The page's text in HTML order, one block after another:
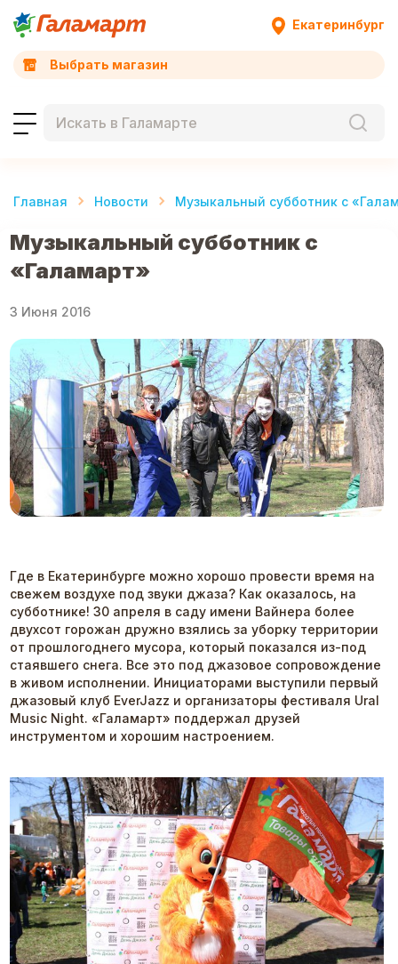
Екатеринбург
Выбрать магазин
Главная Новости Музыкальный субботник с
Музыкальный субботник с
«Галамарт»
3 Июня 2016
Где в Екатеринбурге можно хорошо провести время на
свежем воздухе под звуки джаза? Как оказалось, на
субботнике! 30 апреля в саду имени Вайнера более
двухсот горожан дружно взялись за уборку территории
от прошлогоднего мусора, который показался из-под
стаявшего снега. Все это под джазовое сопровождение
в живом исполнении. Инициаторами выступили первый
джазовый клуб EverJazz и организаторы фестиваля Ural
Music Night. «Галамарт» поддержал друзей
инструментом и хорошим настроением.